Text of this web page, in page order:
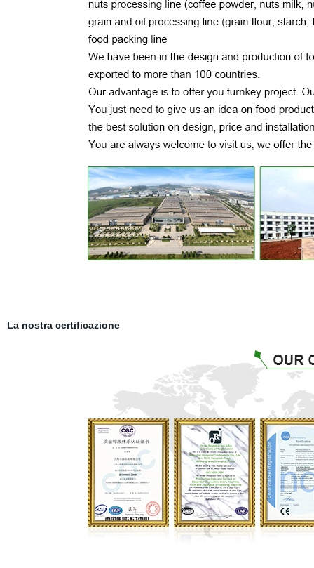
La nostra certificazione